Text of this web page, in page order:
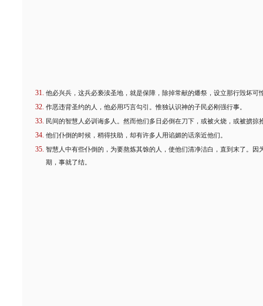
他必兴兵，这兵必亵渎圣地，就是保障，除掉常献的燔祭，设立那行毁坏可
作恶违背圣约的人，他必用巧言勾引。惟独认识神的子民必刚强行事。
民间的智慧人必训诲多人。然而他们多日必倒在刀下，或被火烧，或被掳掠
他们仆倒的时候，稍得扶助，却有许多人用谄媚的话亲近他们。
智慧人中有些仆倒的，为要熬炼其馀的人，使他们清净洁白，直到末了。因
期，事就了结。